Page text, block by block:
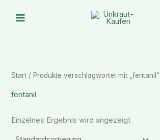
Inhalt
Start / Produkte verschlagwortet mit „fentanil“
fentanil
Einzelnes Ergebnis wird angezeigt